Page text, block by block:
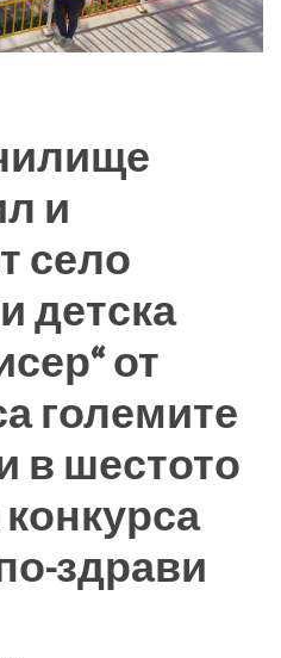
и
село
детска
от
големите
в шестото
здрави